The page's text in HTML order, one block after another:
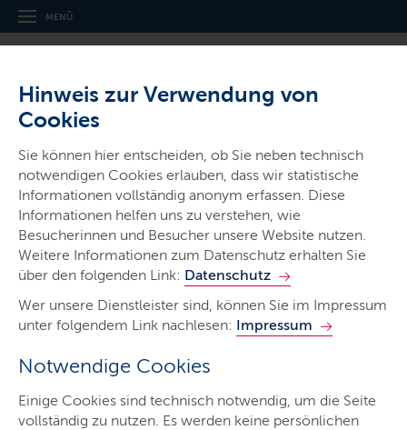
Hinweis zur Verwendung von
Cookies
Sie können hier entscheiden, ob Sie neben technisch
notwendigen Cookies erlauben, dass wir statistische
Informationen vollständig anonym erfassen. Diese
Informationen helfen uns zu verstehen, wie
Besucherinnen und Besucher unsere Website nutzen.
Weitere Informationen zum Datenschutz erhalten Sie
über den folgenden Link: Datenschutz
Wer unsere Dienstleister sind, können Sie im Impressum
unter folgendem Link nachlesen: Impressum
Notwendige Cookies
Einige Cookies sind technisch notwendig, um die Seite
vollständig zu nutzen. Es werden keine persönlichen
MENÜ
Landesbetrieb
Straßenbau und Verkehr
Schleswig-Holstein
Ministerien & Behörden
Start
Der LBV.SH